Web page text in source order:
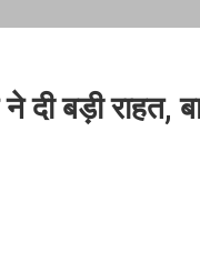
दी बड़ी राहत,